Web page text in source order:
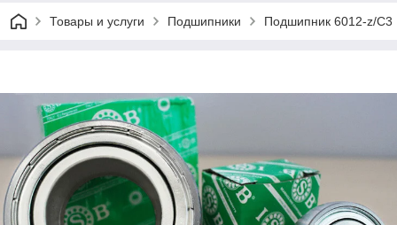
Товары и услуги Подшипники Подшипник 6012-z/C3